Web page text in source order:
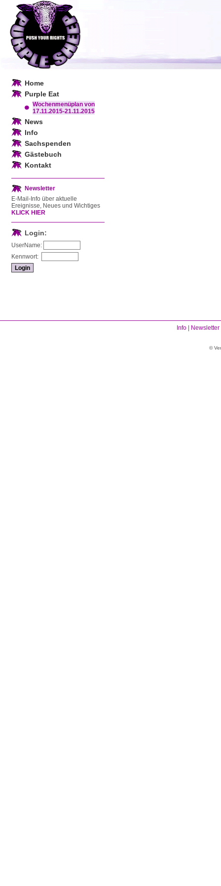
Home
Purple Eat
Wochenmenüplan von
17.11.2015-21.11.2015
News
Info
Sachspenden
Gästebuch
Kontakt
Newsletter
E-Mail-Info über aktuelle
Ereignisse, Neues und Wichtiges
KLICK HIER
Login:
UserName:
Kennwort:
Info| Newsletter
©